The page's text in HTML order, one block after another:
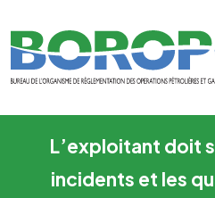
L’exploitant doit
incidents et les